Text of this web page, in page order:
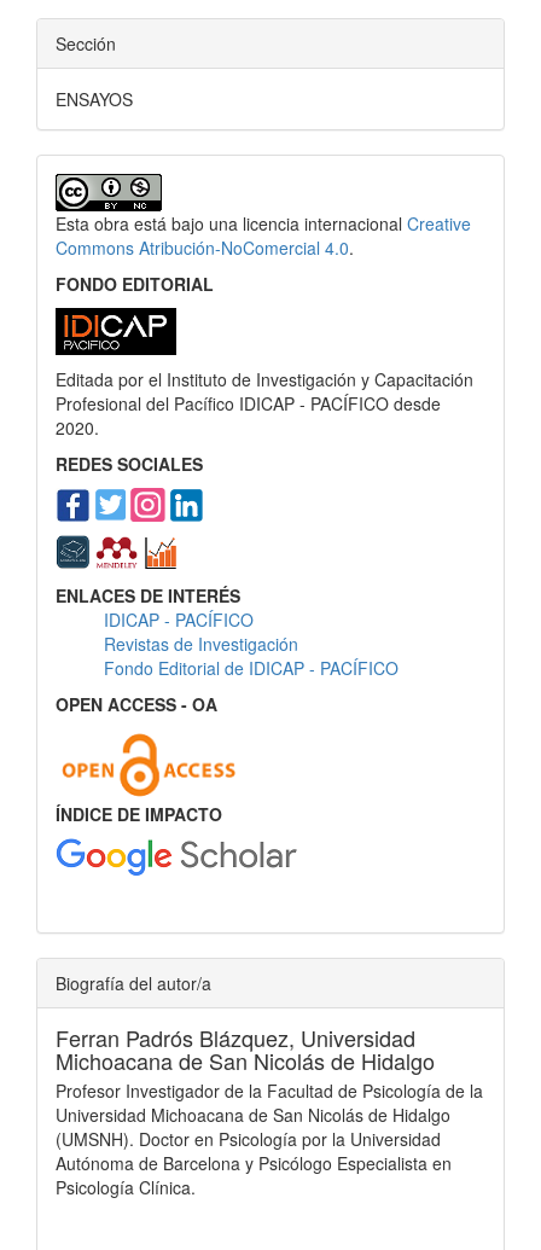
Sección
ENSAYOS
Esta obra está bajo una licencia internacional Creative
Commons Atribución-NoComercial 4.0.
FONDO EDITORIAL
Editada por el Instituto de Investigación y Capacitación
Profesional del Pacífico IDICAP - PACÍFICO desde
2020.
REDES SOCIALES
ENLACES DE INTERÉS
IDICAP - PACÍFICO
Revistas de Investigación
Fondo Editorial de IDICAP - PACÍFICO
OPEN ACCESS - OA
ÍNDICE DE IMPACTO
Biografía del autor/a
Ferran Padrós Blázquez, Universidad
Michoacana de San Nicolás de Hidalgo
Profesor Investigador de la Facultad de Psicología de la
Universidad Michoacana de San Nicolás de Hidalgo
(UMSNH). Doctor en Psicología por la Universidad
Autónoma de Barcelona y Psicólogo Especialista en
Psicología Clínica.